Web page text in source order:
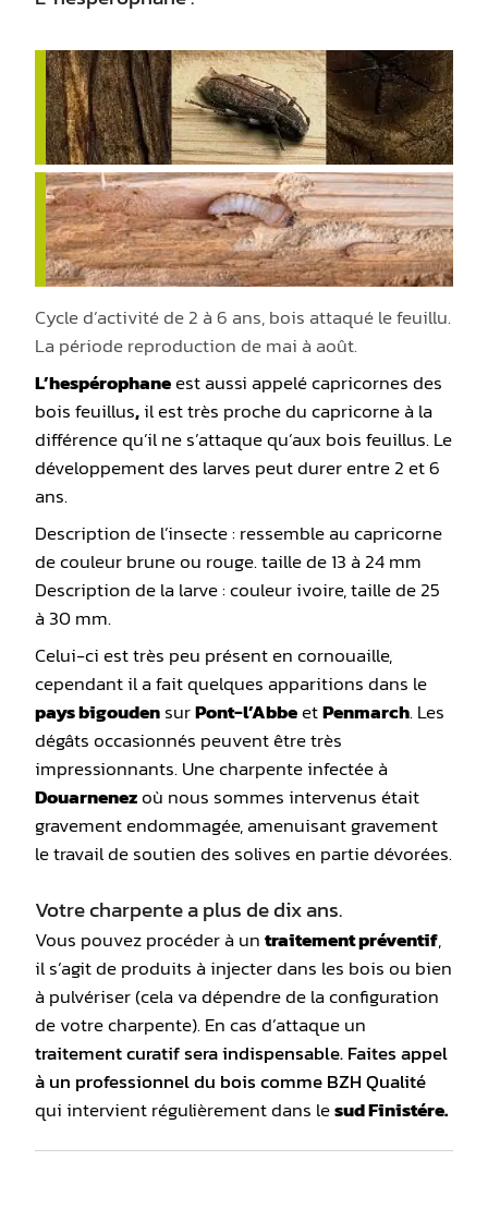
Cycle d’activité de 2 à 6 ans, bois attaqué le feuillu.
La période reproduction de mai à août.
L’hespérophaneest aussi appelé capricornes des
bois feuillus,il est très proche du capricorne à la
différence qu’il ne s’attaque qu’aux bois feuillus. Le
développement des larves peut durer entre 2 et 6
ans.
Description de l’insecte : ressemble au capricorne
de couleur brune ou rouge. taille de 13 à 24 mm
Description de la larve : couleur ivoire, taille de 25
à 30 mm.
Celui-ci est très peu présent en cornouaille,
cependant il a fait quelques apparitions dans le
pays bigoudensurPont-l’AbbeetPenmarch. Les
dégâts occasionnés peuvent être très
impressionnants. Une charpente infectée à
Douarnenezoù nous sommes intervenus était
gravement endommagée, amenuisant gravement
le travail de soutien des solives en partie dévorées.
Votre charpente a plus de dix ans.
Vous pouvez procéder à untraitement préventif,
il s’agit de produits à injecter dans les bois ou bien
à pulvériser (cela va dépendre de la configuration
de votre charpente). En cas d’attaque un
traitement curatifsera indispensable. Faites appel
à un professionnel du bois comme BZH Qualité
qui intervient régulièrement dans lesud Finistére.